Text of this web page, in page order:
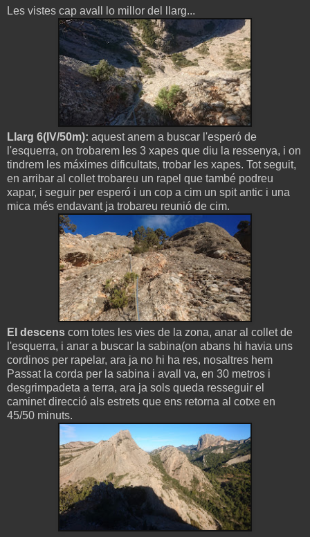
Les vistes cap avall lo millor del llarg...
Llarg 6(IV/50m): aquest anem a buscar l'esperó de
l'esquerra, on trobarem les 3 xapes que diu la ressenya, i on
tindrem les máximes dificultats, trobar les xapes. Tot seguit,
en arribar al collet trobareu un rapel que també podreu
xapar, i seguir per esperó i un cop a cim un spit antic i una
mica més endavant ja trobareu reunió de cim.
El descens com totes les vies de la zona, anar al collet de
l'esquerra, i anar a buscar la sabina(on abans hi havia uns
cordinos per rapelar, ara ja no hi ha res, nosaltres hem
Passat la corda per la sabina i avall va, en 30 metros i
desgrimpadeta a terra, ara ja sols queda resseguir el
caminet direcció als estrets que ens retorna al cotxe en
45/50 minuts.